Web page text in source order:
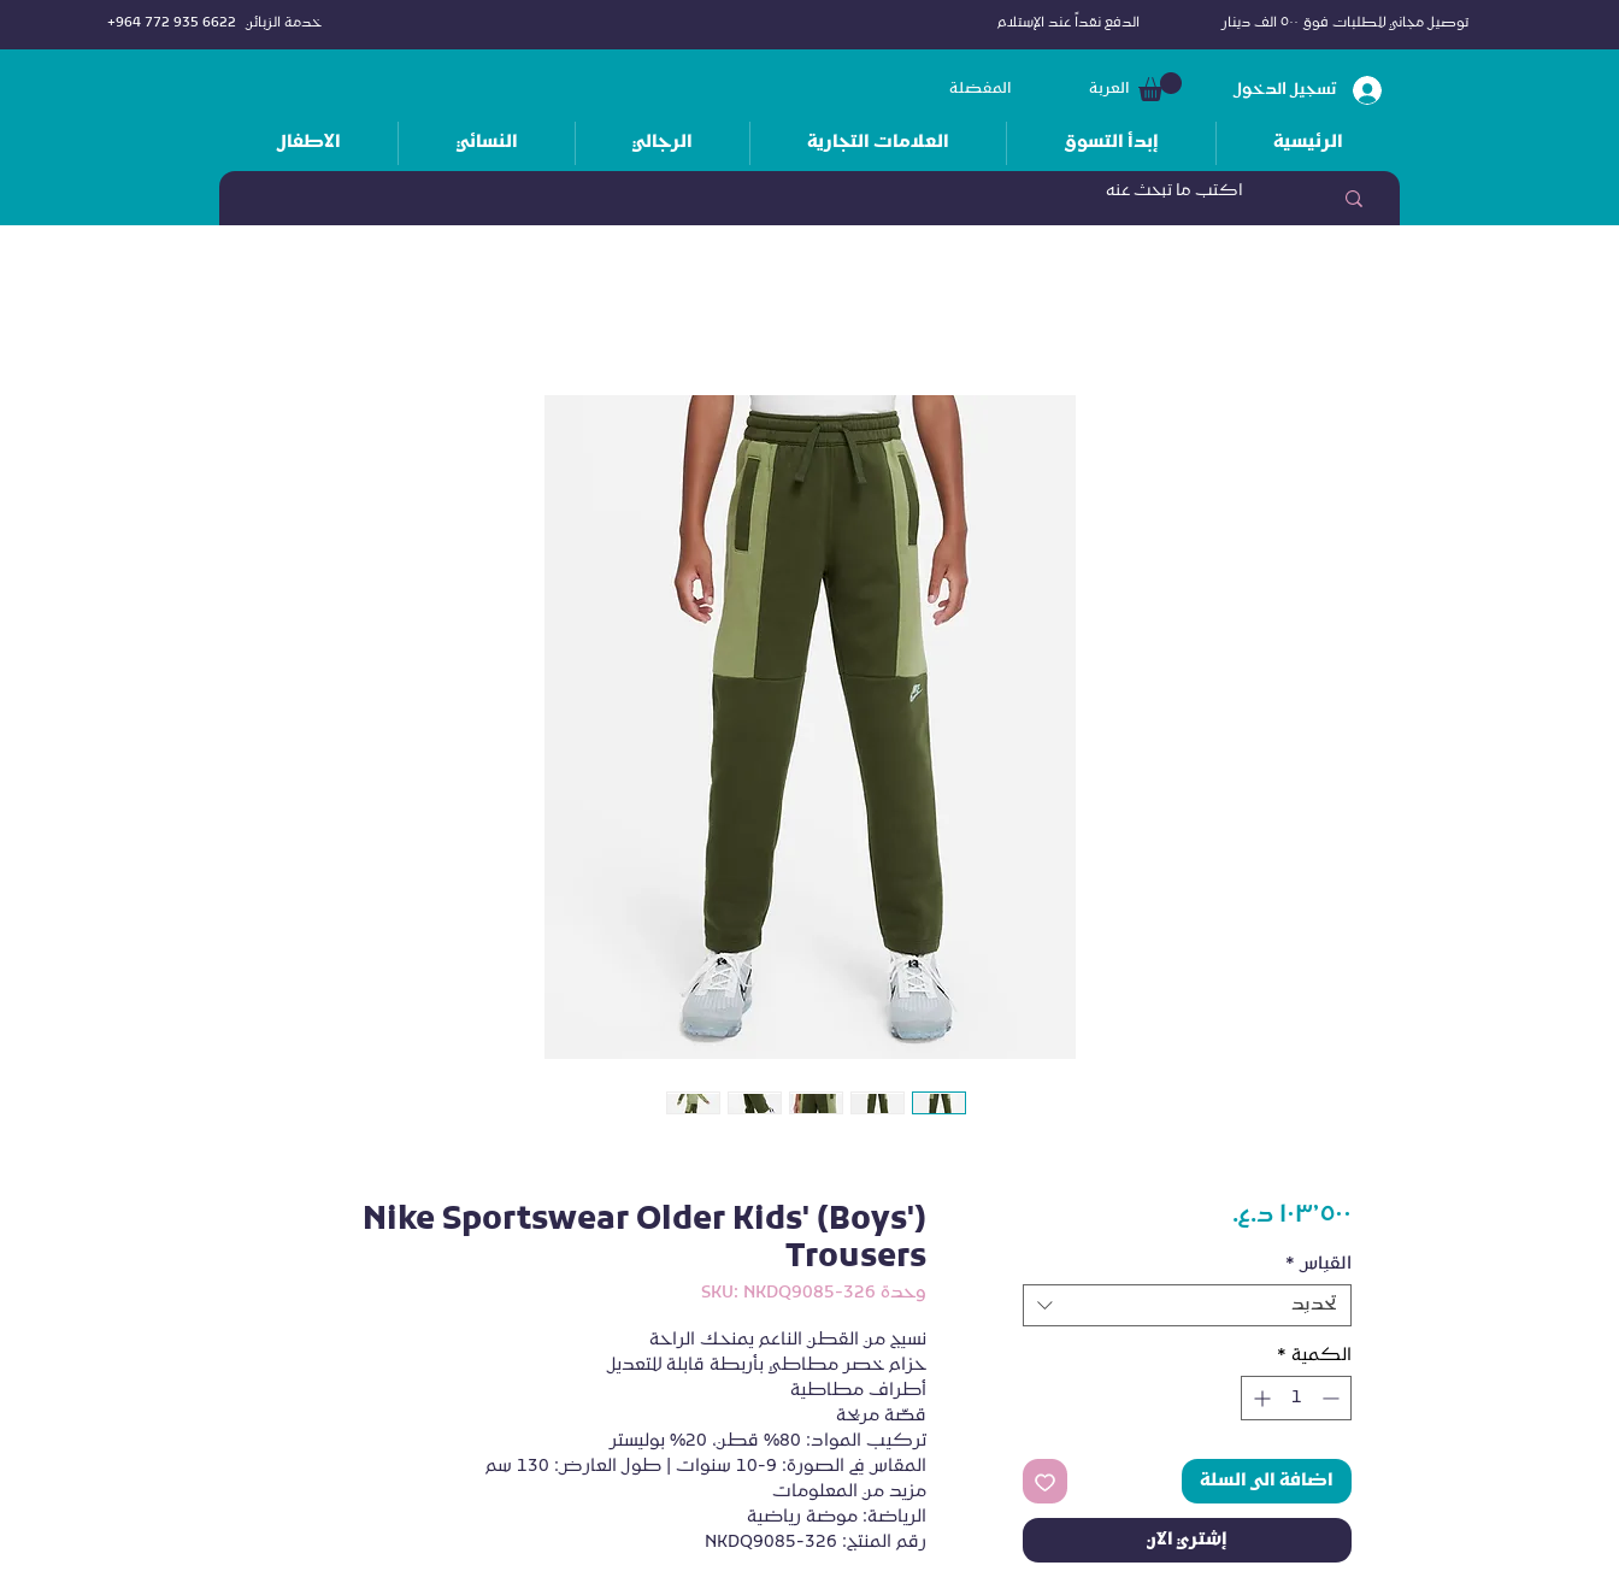
+964 772 935 6622 خدمة الزبائن الدفع نقداً عند الإستلام توصيل مجاني للطلبات فوق ٥٠٠ الف دينار
المفضلة العربة تسجيل الدخول
الاطفال النسائي الرجالي العلامات التجارية إبدأ التسوق الرئيسية
Nike Sportswear Older Kids' (Boys')
Trousers
وحدة SKU: NKDQ9085-326
نسيج من القطن الناعم يمنحك الراحة
حزام خصر مطاطي بأربطة قابلة للتعديل
أطراف مطاطية
قصّة مريحة
تركيب المواد: 80% قطن، 20% بوليستر
المقاس في الصورة: 9-10 سنوات | طول العارض: 130 سم
مزيد من المعلومات
الرياضة: موضة رياضية
رقم المنتج: NKDQ9085-326
القياس *
تحديد
الكمية *
اضافة الى السلة
إشتري الآن